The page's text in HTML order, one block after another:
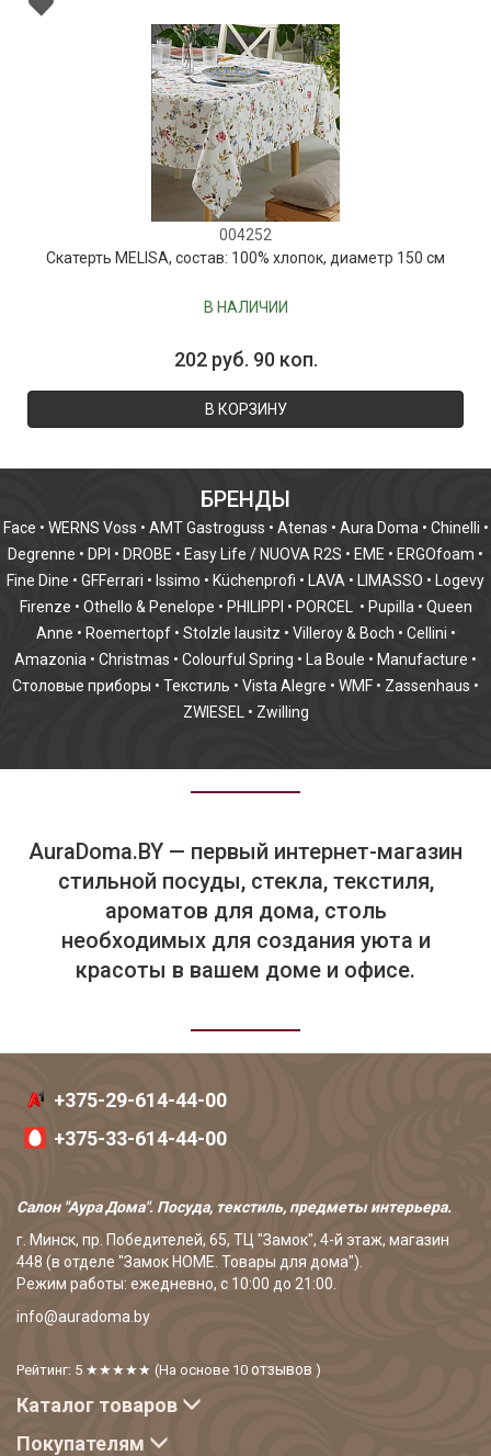
004252
Скатерть MELISA, состав: 100% хлопок, диаметр 150 см
В НАЛИЧИИ
202 руб. 90 коп.
В КОРЗИНУ
БРЕНДЫ
Face • WERNS Voss • AMT Gastroguss • Atenas • Aura Doma • Chinelli •
Degrenne • DPI • DROBE • Easy Life / NUOVA R2S • EME • ERGOfoam •
Fine Dine • GFFerrari • Issimo • Küchenprofi • LAVA • LIMASSO • Logevy
Firenze • Othello & Penelope • PHILIPPI • PORCEL • Pupilla • Queen
Anne • Roemertopf • Stolzle lausitz • Villeroy & Boch • Cellini •
Amazonia • Christmas • Colourful Spring • La Boule • Manufacture •
Столовые приборы • Текстиль • Vista Alegre • WMF • Zassenhaus •
ZWIESEL
• Zwilling
AuraDoma.BY — первый интернет-магазин
стильной посуды, стекла, текстиля,
ароматов для дома, столь
необходимых для создания уюта и
красоты в вашем доме и офисе.
+375-29-614-44-00
+375-33-614-44-00
Салон "Аура Дома". Посуда, текстиль, предметы интерьера.
г. Минск, пр. Победителей, 65, ТЦ "Замок", 4-й этаж, магазин
448 (в отделе "Замок HOME. Товары для дома").
Режим работы: ежедневно, с 10:00 до 21:00.
info@auradoma.by
Рейтинг: 5 ★★★★★ (На основе 10 отзывов )
Каталог товаров
Покупателям